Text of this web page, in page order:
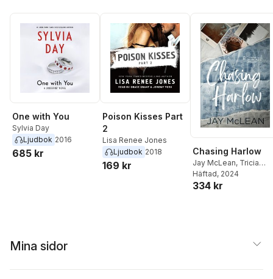
One with You
Sylvia Day
Ljudbok 2016
685 kr
Poison Kisses Part
2
Lisa Renee Jones
Ljudbok 2018
169 kr
Chasing Harlow
Jay McLean, Tricia
Harden
Häftad, 2024
334 kr
Mina sidor